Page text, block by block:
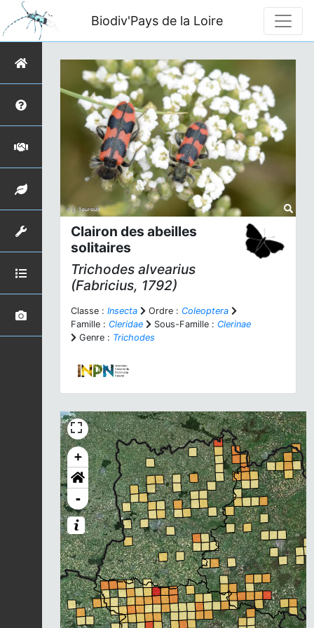
Biodiv'Pays de la Loire
Clairon des abeilles
solitaires
Trichodes alvearius
(Fabricius, 1792)
Classe : Insecta Ordre : Coleoptera
Famille : Cleridae Sous-Famille : Clerinae
Genre : Trichodes
+
-